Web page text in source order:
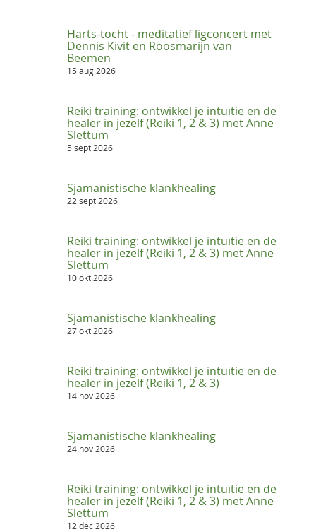
Harts-tocht - meditatief ligconcert met
Dennis Kivit en Roosmarijn van
Beemen
15 aug 2026
Reiki training: ontwikkel je intuïtie en de
healer in jezelf (Reiki 1, 2 & 3) met Anne
Slettum
5 sept 2026
Sjamanistische klankhealing
22 sept 2026
Reiki training: ontwikkel je intuïtie en de
healer in jezelf (Reiki 1, 2 & 3) met Anne
Slettum
10 okt 2026
Sjamanistische klankhealing
27 okt 2026
Reiki training: ontwikkel je intuïtie en de
healer in jezelf (Reiki 1, 2 & 3)
14 nov 2026
Sjamanistische klankhealing
24 nov 2026
Reiki training: ontwikkel je intuïtie en de
healer in jezelf (Reiki 1, 2 & 3) met Anne
Slettum
12 dec 2026